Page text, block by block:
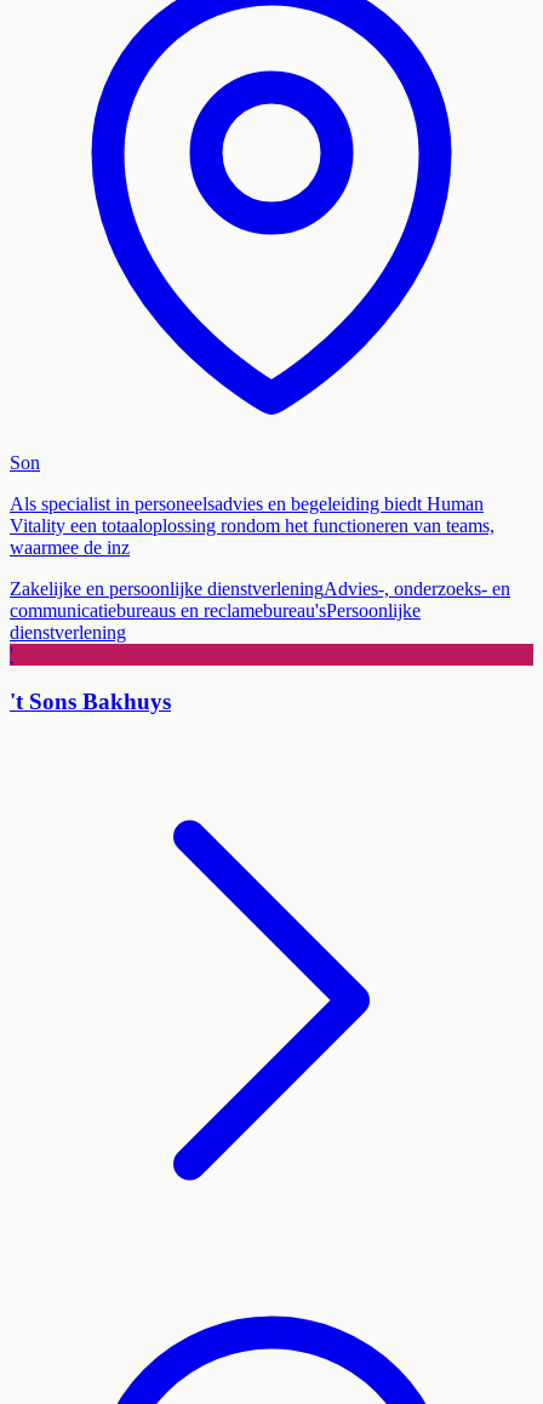
Son
Als specialist in personeelsadvies en begeleiding biedt Human
Vitality een totaaloplossing rondom het functioneren van teams,
waarmee de inz
Zakelijke en persoonlijke dienstverleningAdvies-, onderzoeks- en
communicatiebureaus en reclamebureau'sPersoonlijke
dienstverlening
'
't Sons Bakhuys